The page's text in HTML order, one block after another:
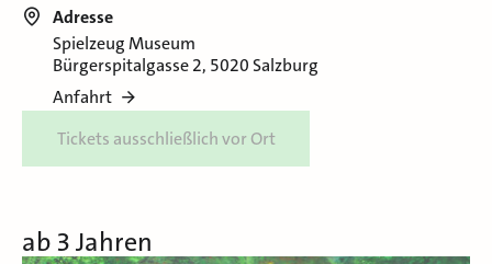
Adresse
Spielzeug Museum
Bürgerspitalgasse 2, 5020 Salzburg
Anfahrt
Tickets ausschließlich vor Ort
ab 3 Jahren